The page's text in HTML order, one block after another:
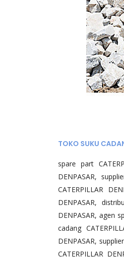
TOKO SUKU
spare part
DENPASAR,
CATERPILLAR
DENPASAR,
DENPASAR, agen
cadang
DENPASAR,
CATERPILLAR